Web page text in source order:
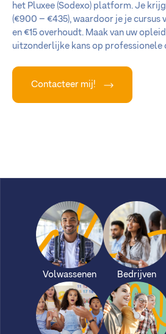
het Pluxee (Sodexo) platform. Je
(€900 – €435), waardoor je je
en €15 overhoudt. Maak van uw
uitzonderlijke kans op professionele
Contacteer mij!
Volwassenen Bedrijven